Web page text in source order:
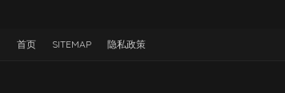
首页 SITEMAP 隐私政策